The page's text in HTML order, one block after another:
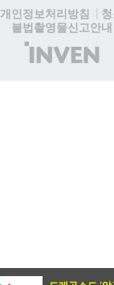
개인정보처리방침
불법촬영물신고안내
(주)
인